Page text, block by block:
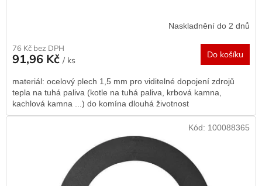
Naskladnění do 2 dnů
76 Kč bez DPH
91,96 Kč / ks
Do košíku
materiál: ocelový plech 1,5 mm pro viditelné dopojení zdrojů
tepla na tuhá paliva (kotle na tuhá paliva, krbová kamna,
kachlová kamna ...) do komína dlouhá životnost
Kód: 100088365